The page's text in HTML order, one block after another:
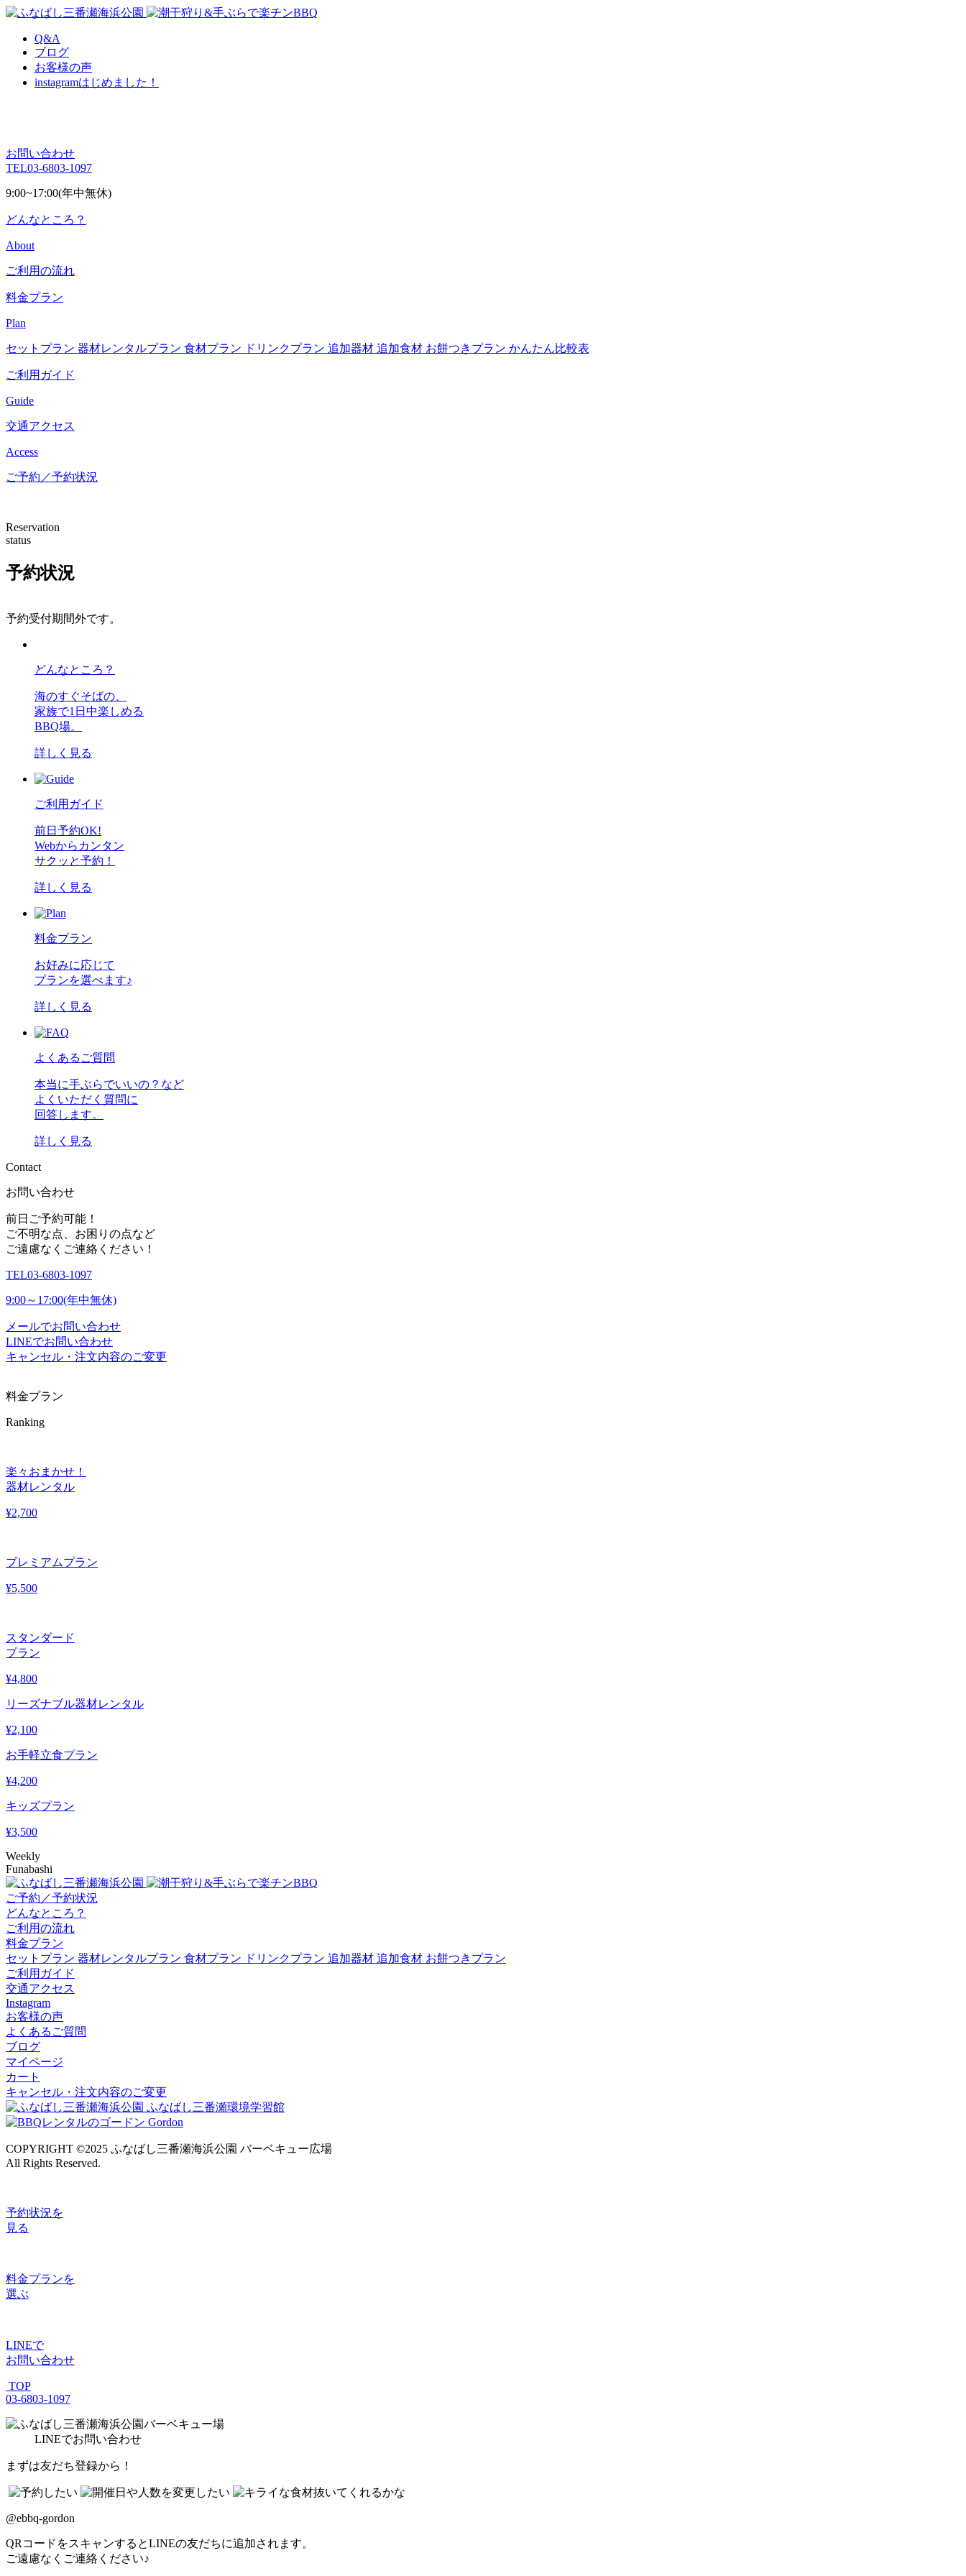
Q&A
ブログ
お客様の声
instagramはじめました！
お問い合わせ
TEL03-6803-1097
9:00~17:00(年中無休)
どんなところ？
About
ご利用の流れ
料金プラン
Plan
セットプラン 器材レンタルプラン 食材プラン ドリンクプラン 追加器材 追加食材 お餅つきプラン かんたん比較表
ご利用ガイド
Guide
交通アクセス
Access
ご予約／予約状況
Reservation
status
予約状況
予約受付期間外です。
どんなところ？
海のすぐそばの、
家族で1日中楽しめる
BBQ場。
詳しく見る
ご利用ガイド
前日予約OK!
Webからカンタン
サクッと予約！
詳しく見る
料金プラン
お好みに応じて
プランを選べます♪
詳しく見る
よくあるご質問
本当に手ぶらでいいの？など
よくいただく質問に
回答します。
詳しく見る
Contact
お問い合わせ
前日ご予約可能！
ご不明な点、お困りの点など
ご遠慮なくご連絡ください！
TEL03-6803-1097
9:00～17:00(年中無休)
メールでお問い合わせ
LINEでお問い合わせ
キャンセル・注文内容のご変更
料金プラン
Ranking
楽々おまかせ！
器材レンタル
¥2,700
プレミアムプラン
¥5,500
スタンダード
プラン
¥4,800
リーズナブル器材レンタル
¥2,100
お手軽立食プラン
¥4,200
キッズプラン
¥3,500
Weekly
Funabashi
ご予約／予約状況
どんなところ？
ご利用の流れ
料金プラン
セットプラン 器材レンタルプラン 食材プラン ドリンクプラン 追加器材 追加食材 お餅つきプラン
ご利用ガイド
交通アクセス
Instagram
お客様の声
よくあるご質問
ブログ
マイページ
カート
キャンセル・注文内容のご変更
COPYRIGHT ©2025 ふなばし三番瀬海浜公園 バーベキュー広場
All Rights Reserved.
予約状況を
見る
料金プランを
選ぶ
LINEで
お問い合わせ
TOP
03-6803-1097
LINEでお問い合わせ
まずは友だち登録から！
@ebbq-gordon
QRコードをスキャンするとLINEの友だちに追加されます。
ご遠慮なくご連絡ください♪